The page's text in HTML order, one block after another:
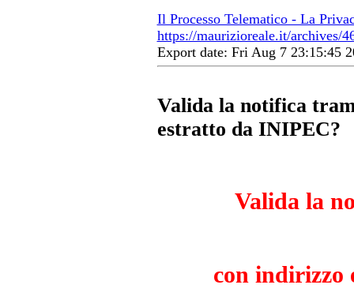
Il Processo Telematico - La
https://maurizioreale.it/archives/
Export date: Fri Aug 7 23:15:45
Valida la notifica
estratto da INIPEC?
Valida la
con indirizzo